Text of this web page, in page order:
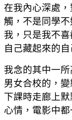
在我內心深處
觸，不是同學
我，只是我不
自己藏起來的自
我念的其中一
男女合校的，
下課時走廊上
心情，電影中都